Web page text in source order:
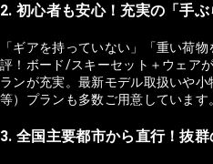
2. 初心者も安心！充実の「手
「ギアを持っていない」「重い荷
評！ボード/スキーセット＋ウェア
ランが充実。最新モデル取扱いや
等）プランも多数ご用意しています
3. 全国主要都市から直行！抜群